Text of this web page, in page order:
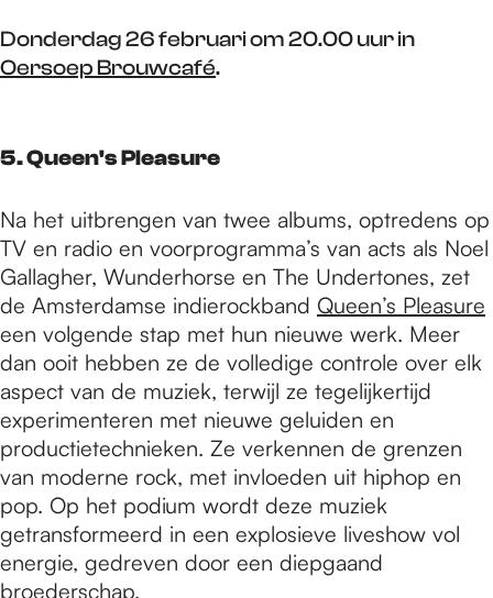
Donderdag 26 februari om 20.00 uur in
Oersoep Brouwcafé.
5. Queen's Pleasure
Na het uitbrengen van twee albums, optredens op
TV en radio en voorprogramma’s van acts als Noel
Gallagher, Wunderhorse en The Undertones, zet
de Amsterdamse indierockband Queen’s Pleasure
een volgende stap met hun nieuwe werk. Meer
dan ooit hebben ze de volledige controle over elk
aspect van de muziek, terwijl ze tegelijkertijd
experimenteren met nieuwe geluiden en
productietechnieken. Ze verkennen de grenzen
van moderne rock, met invloeden uit hiphop en
pop. Op het podium wordt deze muziek
getransformeerd in een explosieve liveshow vol
energie, gedreven door een diepgaand
broederschap.